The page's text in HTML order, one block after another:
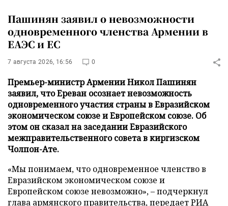
Пашинян заявил о невозможности
одновременного членства Армении в
ЕАЭС и ЕС
7 августа 2026, 16:56 0
Премьер-министр Армении Никол Пашинян
заявил, что Ереван осознает невозможность
одновременного участия страны в Евразийском
экономическом союзе и Европейском союзе. Об
этом он сказал на заседании Евразийского
межправительственного совета в киргизском
Чолпон-Ате.
«Мы понимаем, что одновременное членство в
Евразийском экономическом союзе и
Европейском союзе невозможно», – подчеркнул
глава армянского правительства, передаетРИА